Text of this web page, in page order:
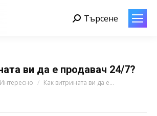
Search:
Търсене
ви да е продавач 24/7?
Интересно Как витрината ви да е…